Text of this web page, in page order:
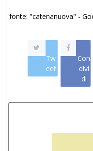
fonte: "catenanuova" -
Tw
eet
Con
divi
di